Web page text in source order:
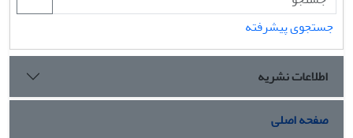
جستجوی پیشرفته
اطلاعات نشریه
صفحه اصلی